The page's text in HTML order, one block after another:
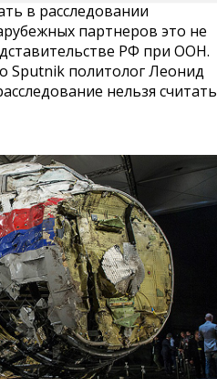
в расследовании
партнеров это не
РФ при ООН.
Sputnik политолог Леонид
нельзя считать